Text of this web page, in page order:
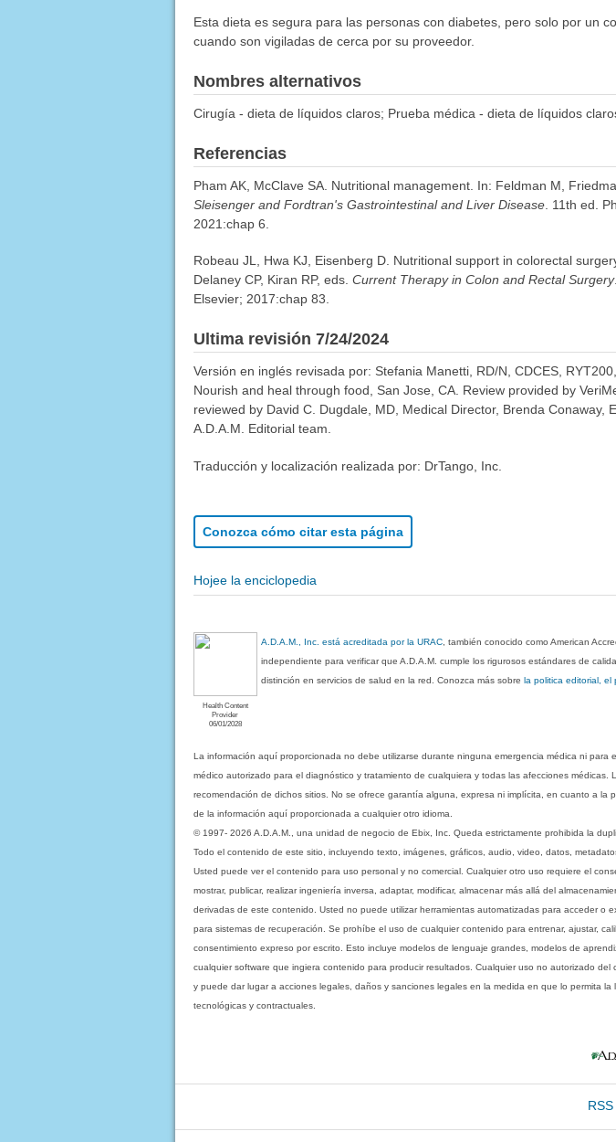
Esta dieta es segura para las personas con diabetes, pero solo por un
cuando son vigiladas de cerca por su proveedor.
Nombres alternativos
Cirugía - dieta de líquidos claros; Prueba médica - dieta de líquidos
Referencias
Pham AK, McClave SA. Nutritional management. In: Feldman M,
Sleisenger and Fordtran's Gastrointestinal and Liver Disease. 11th ed.
2021:chap 6.
Robeau JL, Hwa KJ, Eisenberg D. Nutritional support in colorectal
Delaney CP, Kiran RP, eds. Current Therapy in Colon and Rectal Surgery
Elsevier; 2017:chap 83.
Ultima revisión 7/24/2024
Versión en inglés revisada por: Stefania Manetti, RD/N, CDCES,
Nourish and heal through food, San Jose, CA. Review provided by
reviewed by David C. Dugdale, MD, Medical Director, Brenda Conaway,
A.D.A.M. Editorial team.
Traducción y localización realizada por: DrTango, Inc.
Conozca cómo citar esta página
Hojee la enciclopedia
Health Content
Provider
06/01/2028
A.D.A.M., Inc. está acreditada por la URAC , también conocido como American
independiente para verificar que A.D.A.M. cumple los rigurosos estándares de
distinción en servicios de salud en la red. Conozca más sobrela politica editorial, el
La información aquí proporcionada no debe utilizarse durante ninguna emergencia médica ni
médico autorizado para el diagnóstico y tratamiento de cualquiera y todas las afecciones
recomendación de dichos sitios. No se ofrece garantía alguna, expresa ni implícita, en cuanto a
de la información aquí proporcionada a cualquier otro idioma.
© 1997- 2026 A.D.A.M., una unidad de negocio de Ebix, Inc. Queda estrictamente prohibida la
Todo el contenido de este sitio, incluyendo texto, imágenes, gráficos, audio, video, datos,
Usted puede ver el contenido para uso personal y no comercial. Cualquier otro uso requiere el
mostrar, publicar, realizar ingeniería inversa, adaptar, modificar, almacenar más allá del
derivadas de este contenido. Usted no puede utilizar herramientas automatizadas para acceder
para sistemas de recuperación. Se prohíbe el uso de cualquier contenido para entrenar, ajustar,
consentimiento expreso por escrito. Esto incluye modelos de lenguaje grandes, modelos de
cualquier software que ingiera contenido para producir resultados. Cualquier uso no autorizado
y puede dar lugar a acciones legales, daños y sanciones legales en la medida en que lo permita
tecnológicas y contractuales.
RSS